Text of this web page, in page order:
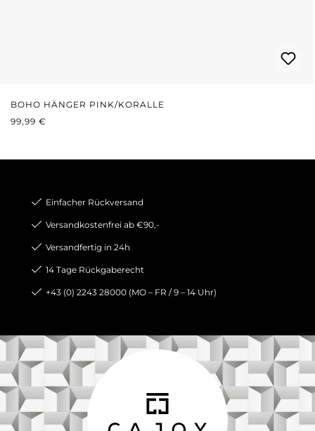
BOHO HÄNGER PINK/KORALLE
REGULÄRER PREIS:
99,99 €
Einfacher Rückversand
Versandkostenfrei ab €90,-
Versandfertig in 24h
14 Tage Rückgaberecht
+43 (0) 2243 28000 (MO – FR / 9 – 14 Uhr)